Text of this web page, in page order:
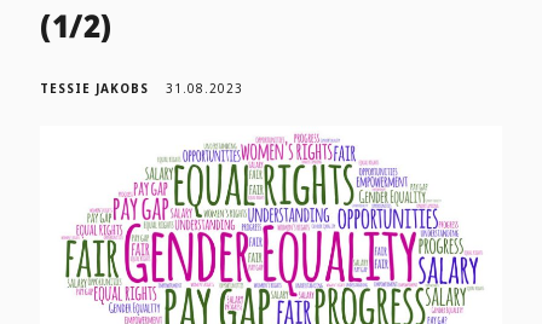
(1/2)
TESSIE JAKOBS 31.08.2023